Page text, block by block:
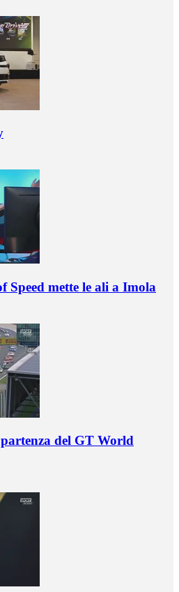
mette le ali a Imola
del GT World